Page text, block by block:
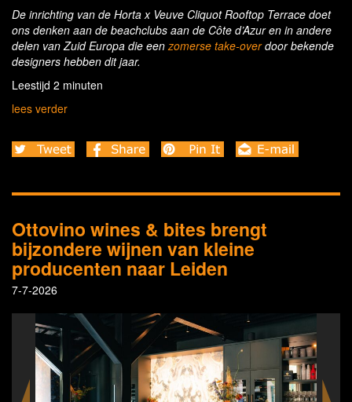
De inrichting van de Horta x Veuve Cliquot Rooftop Terrace doet
ons denken aan de beachclubs aan de Côte d’Azur en in andere
delen van Zuid Europa die eenzomerse take-overdoor bekende
designers hebben dit jaar.
Leestijd 2 minuten
lees verder
Ottovino wines & bites brengt
bijzondere wijnen van kleine
producenten naar Leiden
7-7-2026